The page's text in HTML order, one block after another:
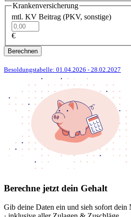
Krankenversicherung
mtl. KV Beitrag (PKV, sonstige)
€
Berechnen
Besoldungstabelle: 01.04.2026 - 28.02.2027
Berechne jetzt dein Gehalt
Gib deine Daten ein und sieh sofort dein